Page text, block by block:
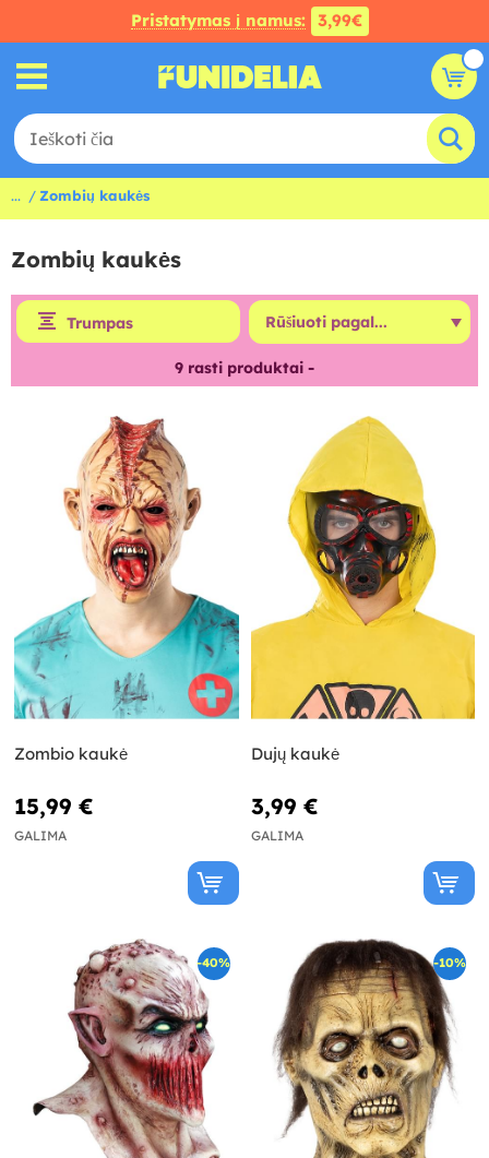
Pristatymas į namus: 3,99€
... Zombių kaukės
Zombių kaukės
Trumpas
9 rasti produktai -
Zombio kaukė
15,99 €
GALIMA
Dujų kaukė
3,99 €
GALIMA
-40% -10%